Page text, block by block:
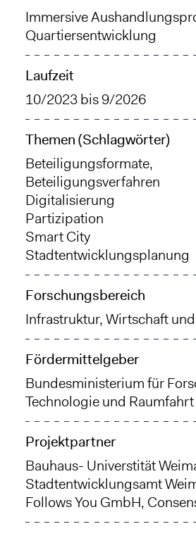
Immersive
Quartiersentwicklung
Laufzeit
10/2023bis9/2026
Themen (Schlagwörter)
Beteiligungsformate,
Beteiligungsverfahren
Digitalisierung
Partizipation
Smart City
Stadtentwicklungsplanung
Forschungsbereich
Infrastruktur, Wirtschaft
Fördermittelgeber
Bundesministerium für
Technologie und
Projektpartner
Bauhaus- Universtität
Stadtentwicklungsamt
Follows You GmbH,